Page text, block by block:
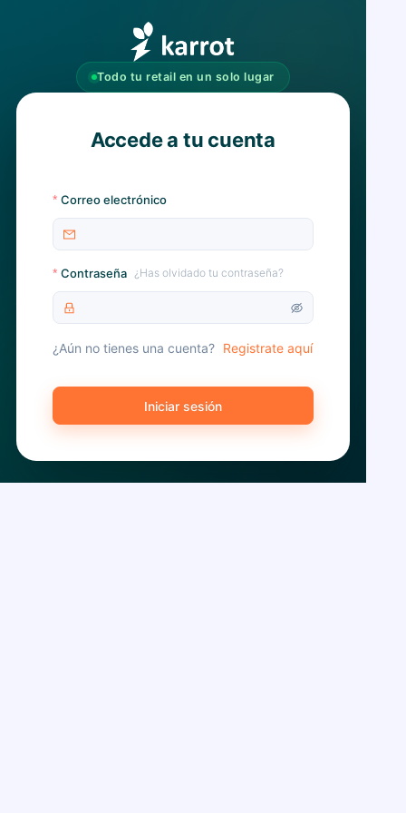
Todo tu retail en un solo lugar
Accede a tu cuenta
Correo electrónico
Contraseña ¿Has olvidado tu contraseña?
¿Aún no tienes una cuenta? Registrate aquí
Iniciar sesión